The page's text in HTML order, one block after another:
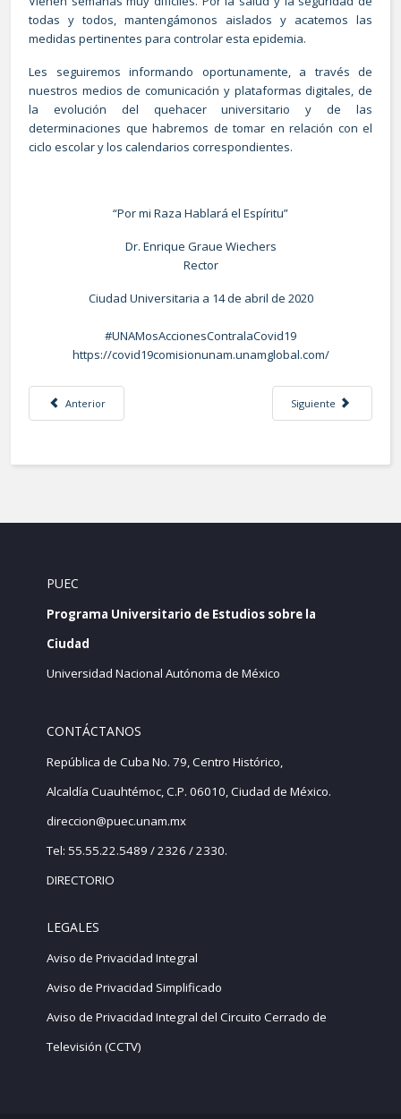
todas y todos, mantengámonos aislados y acatemos las
medidas pertinentes para controlar esta epidemia.
Les seguiremos informando oportunamente, a través de
nuestros medios de comunicación y plataformas digitales, de
la evolución del quehacer universitario y de las
determinaciones que habremos de tomar en relación con el
ciclo escolar y los calendarios correspondientes.
“Por mi Raza Hablará el Espíritu”
Dr. Enrique Graue Wiechers
Rector
Ciudad Universitaria a 14 de abril de 2020
#UNAMosAccionesContralaCovid19
https://covid19comisionunam.unamglobal.com/
Artículo anterior: AISLAMIENTO EFECTIVO CON EL 90 POR CIENTO DE LA
Anterior Artículo siguiente:
Siguiente
PUEC
Programa Universitario de Estudios sobre la
Ciudad
Universidad Nacional Autónoma de México
CONTÁCTANOS
República de Cuba No. 79, Centro Histórico,
Alcaldía Cuauhtémoc, C.P. 06010, Ciudad de México.
direccion@puec.unam.mx
Tel: 55.55.22.5489 / 2326 / 2330.
DIRECTORIO
LEGALES
Aviso de Privacidad Integral
Aviso de Privacidad Simplificado
Aviso de Privacidad Integral del Circuito Cerrado de
Televisión (CCTV)